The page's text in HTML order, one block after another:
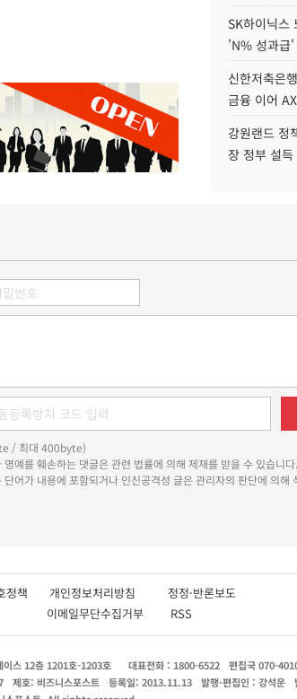
SK하이닉스
'N% 성과급'
신한저축은
금융 이어
강원랜드 정
장 정부 설
/ 최대 400byte)
예를 훼손하는 댓글은 관련 법률에 의해 제재를 받을 수 있습니다.
어가 내용에 포함되거나 인신공격성 글은 관리자의 판단에 의해
정책 개인정보처리방침 정정·반론보도
이메일무단수집거부 RSS
이스 12층 1201호-1203호 대표전화 : 1800-6522 편집국 070-
제호: 비즈니스포스트 등록일: 2013.11.13 발행·편집인 : 강석운